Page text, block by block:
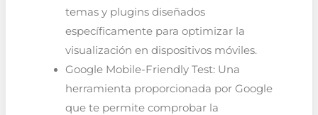
temas y plugins diseñados
específicamente para optimizar la
visualización en dispositivos móviles.
Google Mobile-Friendly Test: Una
herramienta proporcionada por Google
que te permite comprobar la